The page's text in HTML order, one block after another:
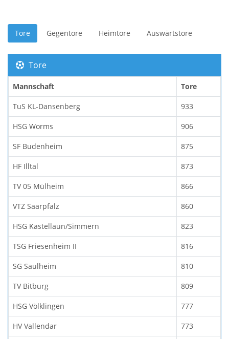
Tore Gegentore Heimtore Auswärtstore
Tore
Mannschaft Tore
TuS KL-Dansenberg 933
HSG Worms 906
SF Budenheim 875
HF Illtal 873
TV 05 Mülheim 866
VTZ Saarpfalz 860
HSG Kastellaun/Simmern 823
TSG Friesenheim II 816
SG Saulheim 810
TV Bitburg 809
HSG Völklingen 777
HV Vallendar 773